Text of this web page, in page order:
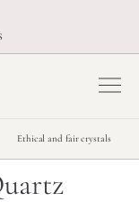
Ethical and fair crystals